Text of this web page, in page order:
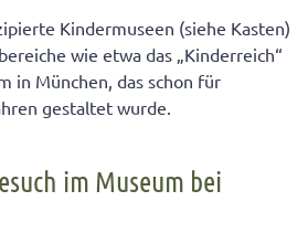
Kindermuseen (siehe Kasten)
wie etwa das „Kinderreich“
in München, das schon für
gestaltet wurde.
im Museum bei